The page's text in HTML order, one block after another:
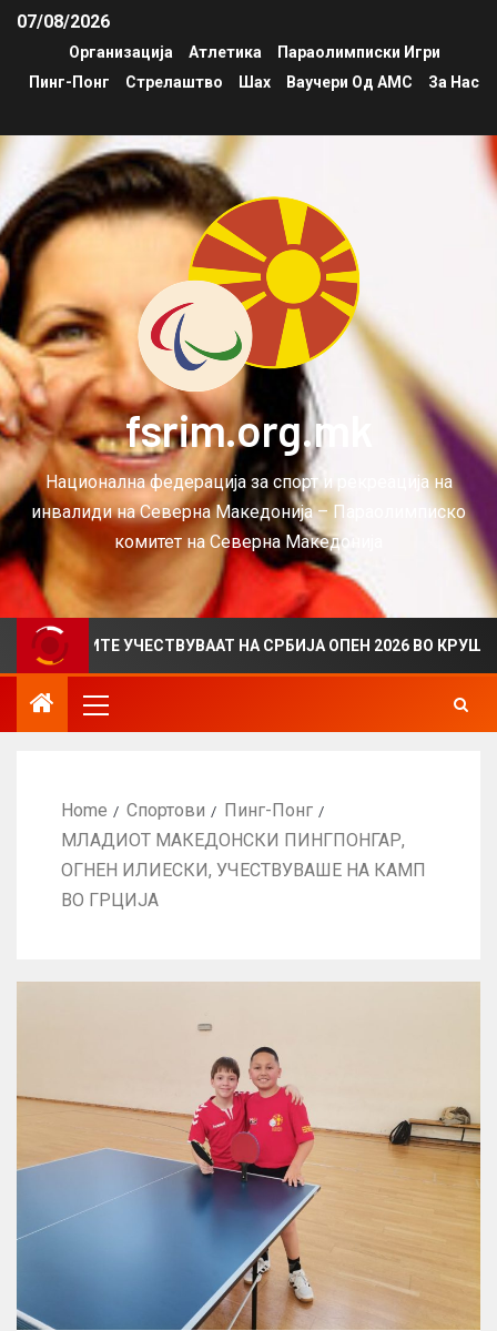
07/08/2026
Организација Атлетика
Параолимписки Игри
Пинг-Понг
Стрелаштво Шах Ваучери Од АМС За Нас
fsrim.org.mk
Национална федерација за спорт и рекреација на
инвалиди на Северна Македонија – Параолимписко
комитет на Северна Македонија
УЧЕСТВУВААТ НА СРБИЈА ОПЕН 2026 ВО КРУШЕВАЦ
Home Спортови
Пинг-Понг
МЛАДИОТ МАКЕДОНСКИ ПИНГПОНГАР,
ОГНЕН ИЛИЕСКИ, УЧЕСТВУВАШЕ НА КАМП
ВО ГРЦИЈА